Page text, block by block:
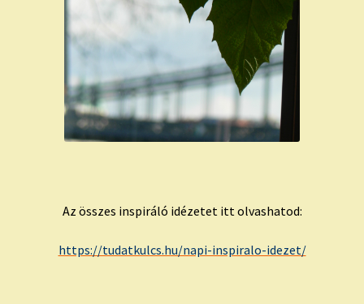
Az összes inspiráló idézetet itt olvashatod:
https://tudatkulcs.hu/napi-inspiralo-idezet/